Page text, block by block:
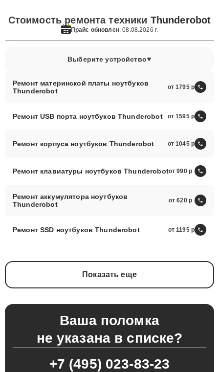
Стоимость ремонта техники Thunderobot
Прайс обновлен: 08.08.2026 г.
Выберите устройство
Ремонт материнской платы ноутбуков
Thunderobot
от 1795
Ремонт USB порта ноутбуков Thunderobot от 1595
Ремонт корпуса ноутбуков Thunderobot от 1045
Ремонт клавиатуры ноутбуков Thunderobotот 990
Ремонт аккумулятора ноутбуков
Thunderobot
от 620
Ремонт SSD ноутбуков Thunderobot от 1195
Показать еще
Ваша поломка
не указана в списке?
+7 (495) 023-83-23